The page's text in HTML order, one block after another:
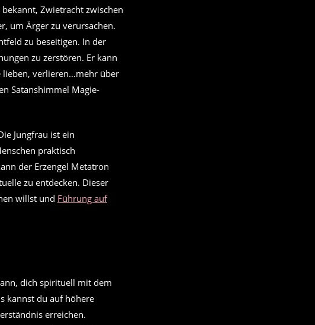
Zwietracht zwischen
um Ärger zu verursachen.
zu beseitigen. In der
zu zerstören. Er kann
lieben, verlieren…mehr über
Satanshimmel Magie-
Jungfrau ist ein
praktisch
der Erzengel Metatron
zu entdecken. Dieser
willst und Führung auf